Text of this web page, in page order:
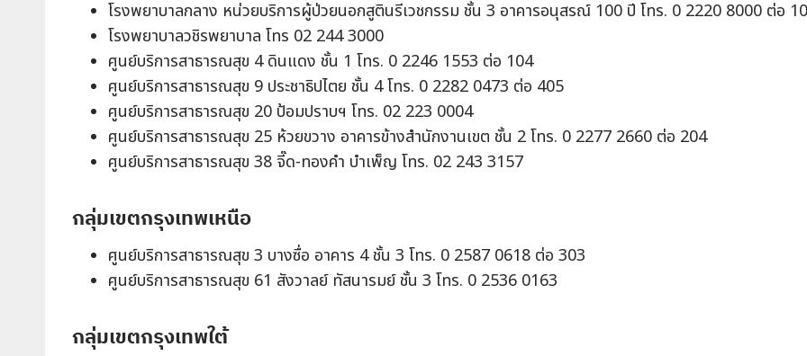
โรงพยาบาลกลาง หน่วยบริการผู้ป่วยนอกสูตินรีเวชกรรม ชั้น 3 อาคารอนุสรณ์ 100 ปี โทร. 0 2220 8000 ต่อ
โรงพยาบาลวชิรพยาบาล โทร 02 244 3000
ศูนย์บริการสาธารณสุข 4 ดินแดง ชั้น 1 โทร. 0 2246 1553 ต่อ 104
ศูนย์บริการสาธารณสุข 9 ประชาธิปไตย ชั้น 4 โทร. 0 2282 0473 ต่อ 405
ศูนย์บริการสาธารณสุข 20 ป้อมปราบฯ โทร. 02 223 0004
ศูนย์บริการสาธารณสุข 25 ห้วยขวาง อาคารข้างสำนักงานเขต ชั้น 2 โทร. 0 2277 2660 ต่อ 204
ศูนย์บริการสาธารณสุข 38 จี๊ด-ทองคำ บำเพ็ญ โทร. 02 243 3157
กลุ่มเขตกรุงเทพเหนือ
ศูนย์บริการสาธารณสุข 3 บางซื่อ อาคาร 4 ชั้น 3 โทร. 0 2587 0618 ต่อ 303
ศูนย์บริการสาธารณสุข 61 สังวาลย์ ทัสนารมย์ ชั้น 3 โทร. 0 2536 0163
กลุ่มเขตกรุงเทพใต้